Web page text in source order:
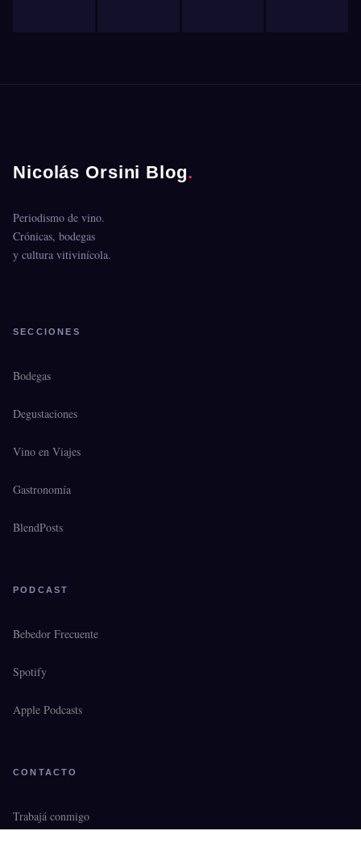
Nicolás Orsini Blog.
Periodismo de vino.
Crónicas, bodegas
y cultura vitivinícola.
SECCIONES
Bodegas
Degustaciones
Vino en Viajes
Gastronomía
BlendPosts
PODCAST
Bebedor Frecuente
Spotify
Apple Podcasts
CONTACTO
Trabajá conmigo